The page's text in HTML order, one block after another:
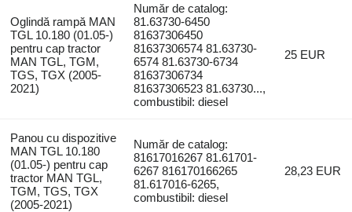
Oglindă rampă MAN
TGL 10.180 (01.05-)
pentru cap tractor
MAN TGL, TGM,
TGS, TGX (2005-
2021)
Număr de catalog:
81.63730-6450
81637306450
81637306574 81.63730-
6574 81.63730-6734
81637306734
81637306523 81.63730...,
combustibil: diesel
25 EUR
Panou cu dispozitive
MAN TGL 10.180
(01.05-) pentru cap
tractor MAN TGL,
TGM, TGS, TGX
(2005-2021)
Număr de catalog:
81617016267 81.61701-
6267 816170166265
81.617016-6265,
combustibil: diesel
28,23 EUR